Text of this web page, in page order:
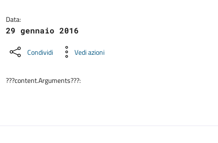
Data:
29 gennaio 2016
Condividi Vedi azioni
???content.Arguments???: